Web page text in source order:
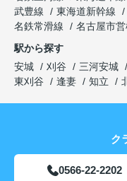
武豊線
東海道新幹線
名鉄常滑線
名古屋市
駅から探す
安城
刈谷 三河安城
東刈谷
逢妻 知立
ク
0566-22-2202